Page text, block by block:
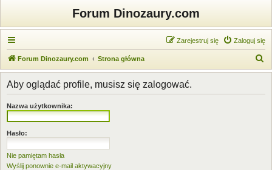
Forum Dinozaury.com
Zaloguj się
Zarejestruj się
Forum Dinozaury.com Strona główna
z
Aby oglądać profile, musisz się zalogować.
Nazwa użytkownika:
Hasło:
Nie pamiętam hasła
Wyślij ponownie e-mail aktywacyjny